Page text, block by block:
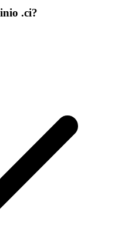
.ci?